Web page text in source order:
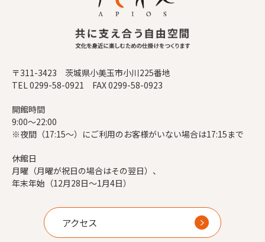
〒311-3423 茨城県小美玉市小川225番地
TEL 0299-58-0921 FAX 0299-58-0923
開館時間
9:00～22:00
※夜間（17:15～）にご利用のお客様がいない場合は17:15まで
休館日
月曜（月曜が祝日の場合はその翌日）、
年末年始（12月28日～1月4日）
アクセス